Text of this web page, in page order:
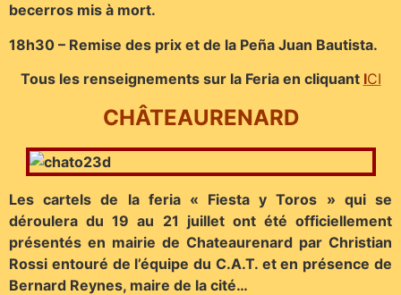
becerros mis à mort.
18h30 – Remise des prix et de la Peña Juan Bautista.
Tous les renseignements sur la Feria en cliquant ICI
CHÂTEAURENARD
Les cartels de la feria « Fiesta y Toros » qui se
déroulera du 19 au 21 juillet ont été officiellement
présentés en mairie de Chateaurenard par Christian
Rossi entouré de l’équipe du C.A.T. et en présence de
Bernard Reynes, maire de la cité…